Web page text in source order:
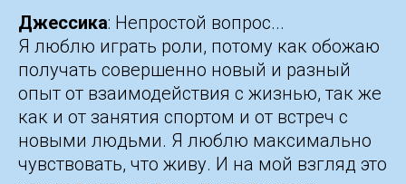
Джессика: Непростой вопрос...
Я люблю играть роли, потому как обожаю
получать совершенно новый и разный
опыт от взаимодействия с жизнью, так же
как и от занятия спортом и от встреч с
новыми людьми. Я люблю максимально
чувствовать, что живу. И на мой взгляд это